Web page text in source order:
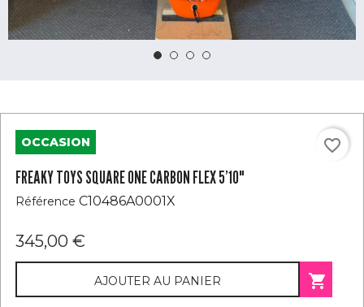
OCCASION
FREAKY TOYS SQUARE ONE CARBON FLEX 5’10"
Référence C10486A0001X
345,00 €
AJOUTER AU PANIER 
favorite_border